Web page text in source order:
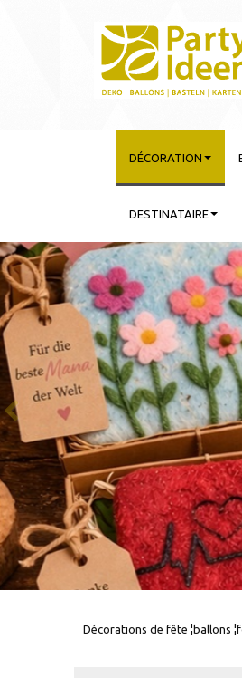
DÉCORATION
DESTINATAIRE
Décorations de fête ¦ballons